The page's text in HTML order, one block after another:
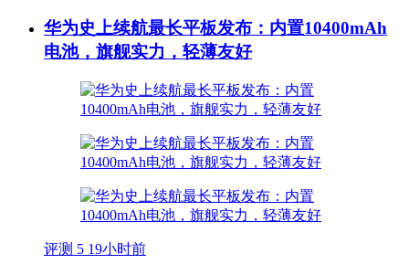
华为史上续航最长平板发布：内置10400mAh
电池，旗舰实力，轻薄友好
评测 5 19小时前